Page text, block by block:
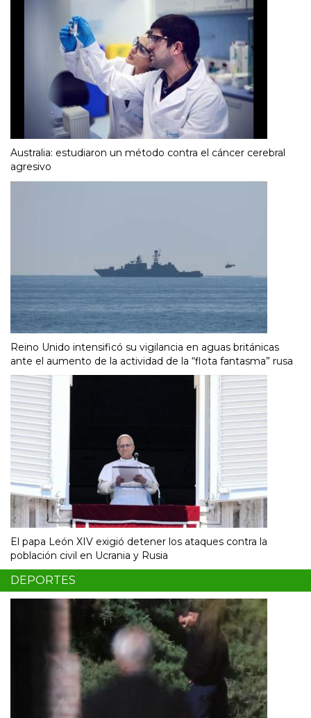
Australia: estudiaron un método contra el cáncer cerebral
agresivo
Reino Unido intensificó su vigilancia en aguas británicas
ante el aumento de la actividad de la “flota fantasma” rusa
El papa León XIV exigió detener los ataques contra la
población civil en Ucrania y Rusia
DEPORTES